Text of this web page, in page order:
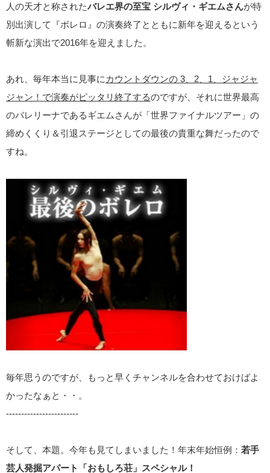
人の天才と称された バレエ界の至宝 シルヴィ・ギエムさんが特
別出演して『ボレロ』の演奏終了とともに新年を迎えるという
斬新な演出で2016年を迎えました。
あれ、毎年本当に見事に カウントダウンの 3、2、1、ジャジャ
ジャン！で演奏がピッタリ終了するのですが、それに世界最高
のバレリーナであるギエムさんが「世界ファイナルツアー」の
締めくくり＆引退ステージとしての最後の貴重な舞だったので
すね。
毎年思うのですが、もっと早くチャンネルを合わせておけばよ
かったなぁと・・。
------------------------
そして、本題。今年も見てしまいました！年末年始恒例： 若手
芸人発掘アパート「おもしろ荘」スペシャル！